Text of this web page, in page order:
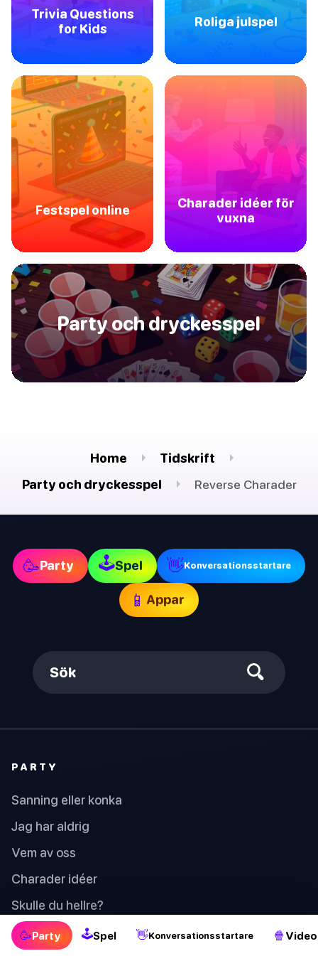
🥳Party 🕹Spel 👋Konversationsstartare 🍿
Trivia Questions
for Kids
Roliga julspel
Festspel online
Charader idéer för
vuxna
Party och dryckesspel
Home
Tidskrift
Party och dryckesspel
Reverse Charader
🥳Party 🕹Spel 👋Konversationsstartare
📱 Appar
Sök
PARTY
Sanning eller konka
Jag har aldrig
Vem av oss
Charader idéer
Skulle du hellre?
Kings Cup